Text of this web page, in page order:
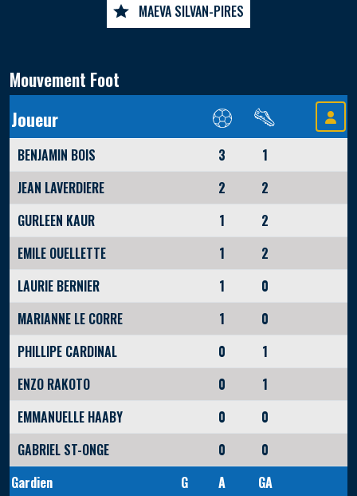
MAEVA SILVAN-PIRES
Mouvement Foot
Joueur
BENJAMIN BOIS 3
1
JEAN LAVERDIERE
2
2
GURLEEN KAUR
1
2
EMILE OUELLETTE
1
2
LAURIE BERNIER
1
0
MARIANNE LE CORRE
1
0
PHILLIPE CARDINAL
0
1
ENZO RAKOTO
0
1
EMMANUELLE HAABY
0
0
GABRIEL ST-ONGE
0
0
Gardien
G A GA